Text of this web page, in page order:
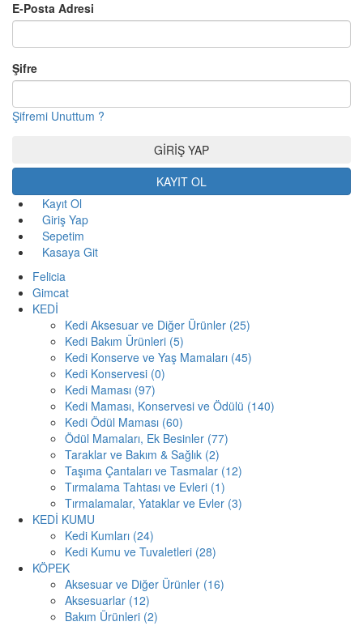
E-Posta Adresi
Şifre
Şifremi Unuttum ?
KAYIT OL
Kayıt Ol
Giriş Yap
Sepetim
Kasaya Git
Felicia
Gimcat
KEDİ
Kedi Aksesuar ve Diğer Ürünler (25)
Kedi Bakım Ürünleri (5)
Kedi Konserve ve Yaş Mamaları (45)
Kedi Konservesi (0)
Kedi Maması (97)
Kedi Maması, Konservesi ve Ödülü (140)
Kedi Ödül Maması (60)
Ödül Mamaları, Ek Besinler (77)
Taraklar ve Bakım & Sağlık (2)
Taşıma Çantaları ve Tasmalar (12)
Tırmalama Tahtası ve Evleri (1)
Tırmalamalar, Yataklar ve Evler (3)
KEDİ KUMU
Kedi Kumları (24)
Kedi Kumu ve Tuvaletleri (28)
KÖPEK
Aksesuar ve Diğer Ürünler (16)
Aksesuarlar (12)
Bakım Ürünleri (2)